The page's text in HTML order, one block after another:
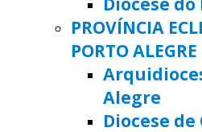
PROVÍNCIA
PORTO ALEGRE
Alegre
Diocese de